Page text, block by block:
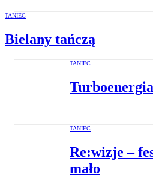
TANIEC
Bielany tańczą
TANIEC
Turboenergia
TANIEC
Re:wizje –
mało